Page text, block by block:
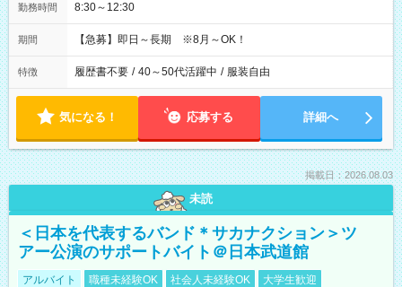
勤務時間 8:30～12:30
期間 【急募】即日～長期 ※8月～OK！
特徴 履歴書不要 / 40～50代活躍中 / 服装自由
気になる！ 応募する 詳細へ
掲載日：2026.08.03
未読
＜日本を代表するバンド＊サカナクション＞ツ
アー公演のサポートバイト＠日本武道館
アルバイト 職種未経験OK 社会人未経験OK
大学生歓迎